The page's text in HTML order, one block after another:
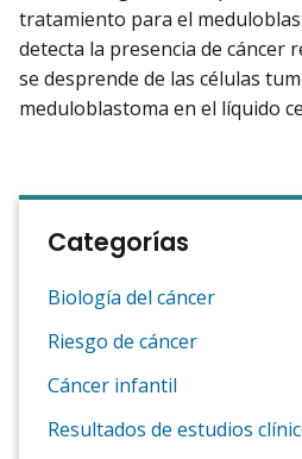
tratamiento para el
detecta la presencia de cáncer
se desprende de las células
meduloblastoma en el líquido
Categorías
Biología del cáncer
Riesgo de cáncer
Cáncer infantil
Resultados de estudios